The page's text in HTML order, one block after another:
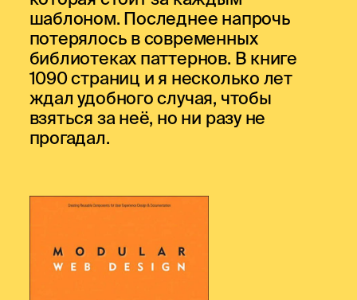
шаблоном. Последнее напрочь
потерялось в современных
библиотеках паттернов. В книге
1090 страниц и я несколько лет
ждал удобного случая, чтобы
взяться за неё, но ни разу не
прогадал.